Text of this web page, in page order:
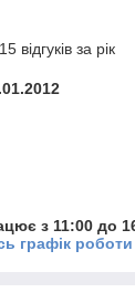
відгуків за рік
з 11:00 до
графік роботи